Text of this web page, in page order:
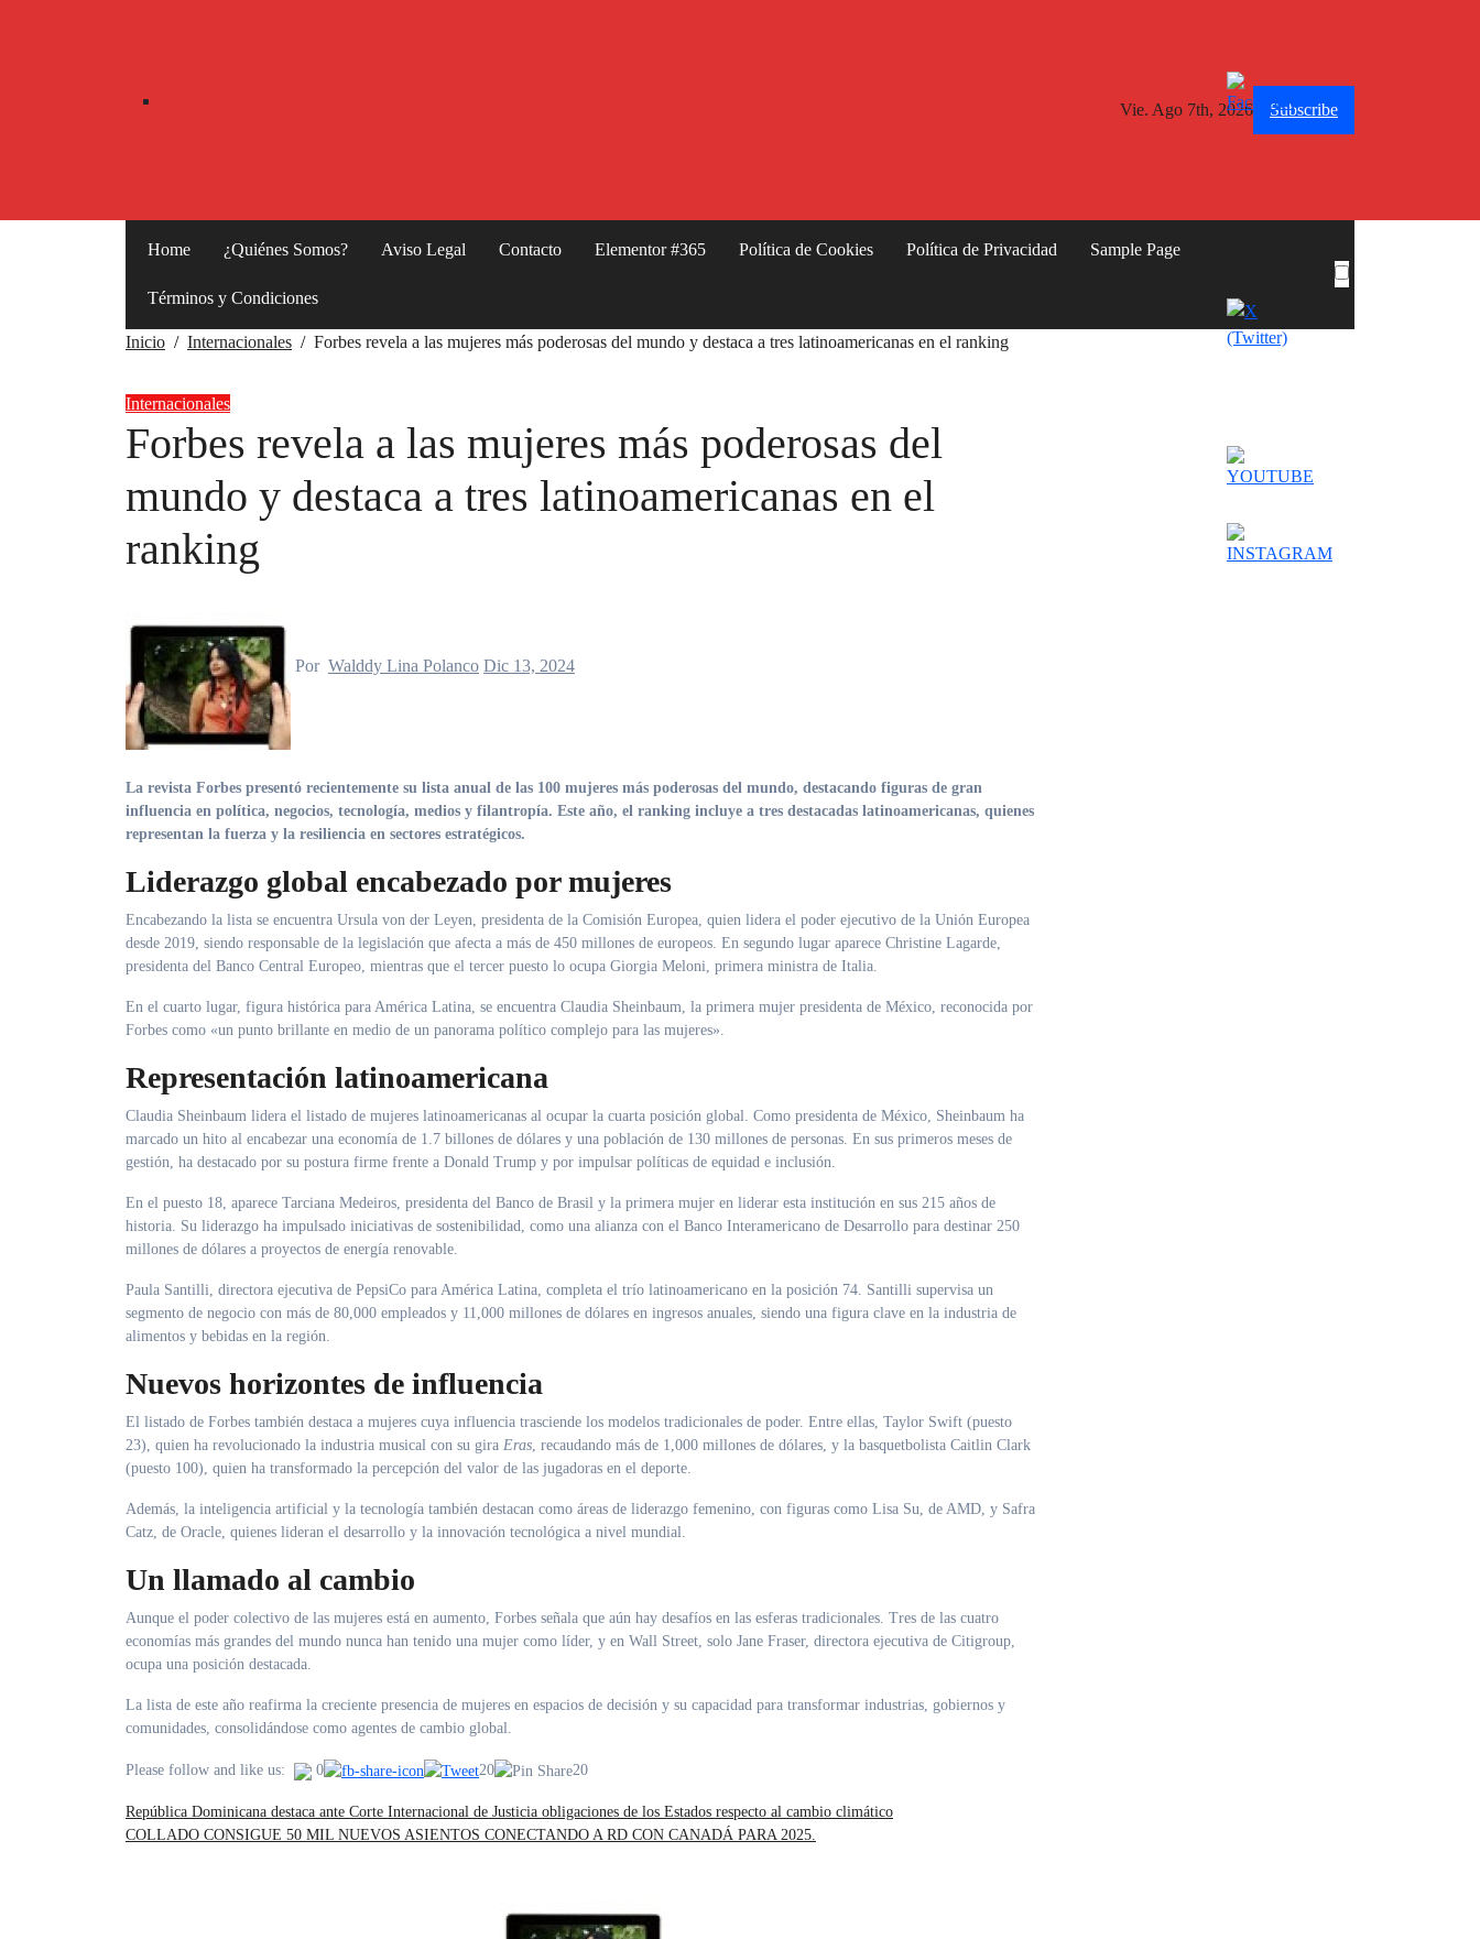
Vie. Ago 7th, 2026 Subscribe
Home ¿Quiénes Somos? Aviso Legal Contacto Elementor #365 Política de Cookies Política de Privacidad Sample Page
Términos y Condiciones
Inicio Internacionales Forbes revela a las mujeres más poderosas del mundo y destaca a tres latinoamericanas en el ranking
Internacionales
Forbes revela a las mujeres más poderosas del
mundo y destaca a tres latinoamericanas en el
ranking
Por Walddy Lina Polanco Dic 13, 2024
La revista Forbes presentó recientemente su lista anual de las 100 mujeres más poderosas del mundo, destacando figuras de gran
influencia en política, negocios, tecnología, medios y filantropía. Este año, el ranking incluye a tres destacadas latinoamericanas, quienes
representan la fuerza y la resiliencia en sectores estratégicos.
Liderazgo global encabezado por mujeres
Encabezando la lista se encuentra Ursula von der Leyen, presidenta de la Comisión Europea, quien lidera el poder ejecutivo de la Unión Europea
desde 2019, siendo responsable de la legislación que afecta a más de 450 millones de europeos. En segundo lugar aparece Christine Lagarde,
presidenta del Banco Central Europeo, mientras que el tercer puesto lo ocupa Giorgia Meloni, primera ministra de Italia.
En el cuarto lugar, figura histórica para América Latina, se encuentra Claudia Sheinbaum, la primera mujer presidenta de México, reconocida por
Forbes como «un punto brillante en medio de un panorama político complejo para las mujeres».
Representación latinoamericana
Claudia Sheinbaum lidera el listado de mujeres latinoamericanas al ocupar la cuarta posición global. Como presidenta de México, Sheinbaum ha
marcado un hito al encabezar una economía de 1.7 billones de dólares y una población de 130 millones de personas. En sus primeros meses de
gestión, ha destacado por su postura firme frente a Donald Trump y por impulsar políticas de equidad e inclusión.
En el puesto 18, aparece Tarciana Medeiros, presidenta del Banco de Brasil y la primera mujer en liderar esta institución en sus 215 años de
historia. Su liderazgo ha impulsado iniciativas de sostenibilidad, como una alianza con el Banco Interamericano de Desarrollo para destinar 250
millones de dólares a proyectos de energía renovable.
Paula Santilli, directora ejecutiva de PepsiCo para América Latina, completa el trío latinoamericano en la posición 74. Santilli supervisa un
segmento de negocio con más de 80,000 empleados y 11,000 millones de dólares en ingresos anuales, siendo una figura clave en la industria de
alimentos y bebidas en la región.
Nuevos horizontes de influencia
El listado de Forbes también destaca a mujeres cuya influencia trasciende los modelos tradicionales de poder. Entre ellas, Taylor Swift (puesto
23), quien ha revolucionado la industria musical con su gira Eras, recaudando más de 1,000 millones de dólares, y la basquetbolista Caitlin Clark
(puesto 100), quien ha transformado la percepción del valor de las jugadoras en el deporte.
Además, la inteligencia artificial y la tecnología también destacan como áreas de liderazgo femenino, con figuras como Lisa Su, de AMD, y Safra
Catz, de Oracle, quienes lideran el desarrollo y la innovación tecnológica a nivel mundial.
Un llamado al cambio
Aunque el poder colectivo de las mujeres está en aumento, Forbes señala que aún hay desafíos en las esferas tradicionales. Tres de las cuatro
economías más grandes del mundo nunca han tenido una mujer como líder, y en Wall Street, solo Jane Fraser, directora ejecutiva de Citigroup,
ocupa una posición destacada.
La lista de este año reafirma la creciente presencia de mujeres en espacios de decisión y su capacidad para transformar industrias, gobiernos y
comunidades, consolidándose como agentes de cambio global.
Please follow and like us: 0 20 20
República Dominicana destaca ante Corte Internacional de Justicia obligaciones de los Estados respecto al cambio climático
COLLADO CONSIGUE 50 MIL NUEVOS ASIENTOS CONECTANDO A RD CON CANADÁ PARA 2025.